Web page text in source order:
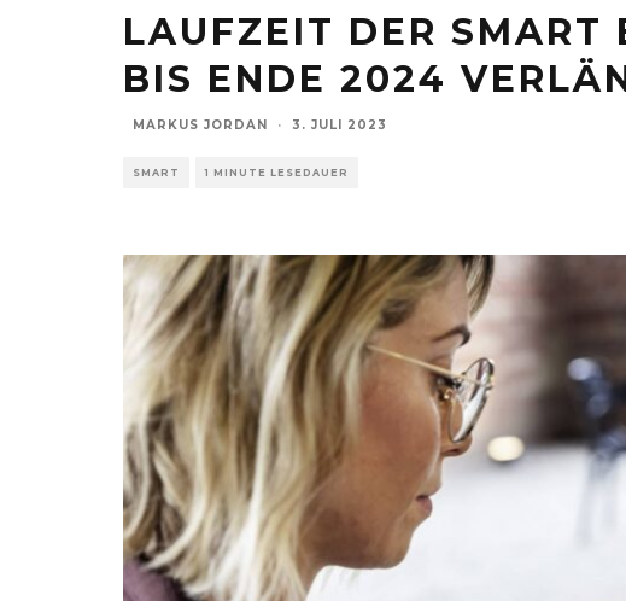
LAUFZEIT DER SMART
BIS ENDE 2024
MARKUS JORDAN · 3. JULI 2023
SMART 1 MINUTE LESEDAUER